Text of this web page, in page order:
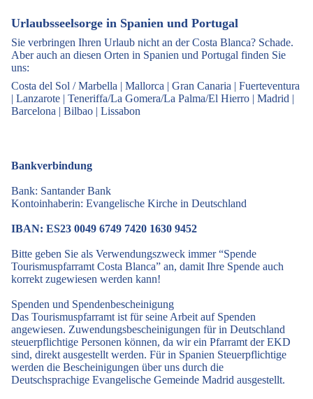
Urlaubsseelsorge in Spanien und Portugal
Sie verbringen Ihren Urlaub nicht an der Costa Blanca? Schade.
Aber auch an diesen Orten in Spanien und Portugal finden Sie
uns:
Costa del Sol / Marbella | Mallorca | Gran Canaria | Fuerteventura
| Lanzarote | Teneriffa/La Gomera/La Palma/El Hierro | Madrid |
Barcelona | Bilbao | Lissabon
Bankverbindung
Bank: Santander Bank
Kontoinhaberin: Evangelische Kirche in Deutschland
IBAN: ES23 0049 6749 7420 1630 9452
Bitte geben Sie als Verwendungszweck immer “Spende
Tourismuspfarramt Costa Blanca” an, damit Ihre Spende auch
korrekt zugewiesen werden kann!
Spenden und Spendenbescheinigung
Das Tourismuspfarramt ist für seine Arbeit auf Spenden
angewiesen. Zuwendungsbescheinigungen für in Deutschland
steuerpflichtige Personen können, da wir ein Pfarramt der EKD
sind, direkt ausgestellt werden. Für in Spanien Steuerpflichtige
werden die Bescheinigungen über uns durch die
Deutschsprachige Evangelische Gemeinde Madrid ausgestellt.